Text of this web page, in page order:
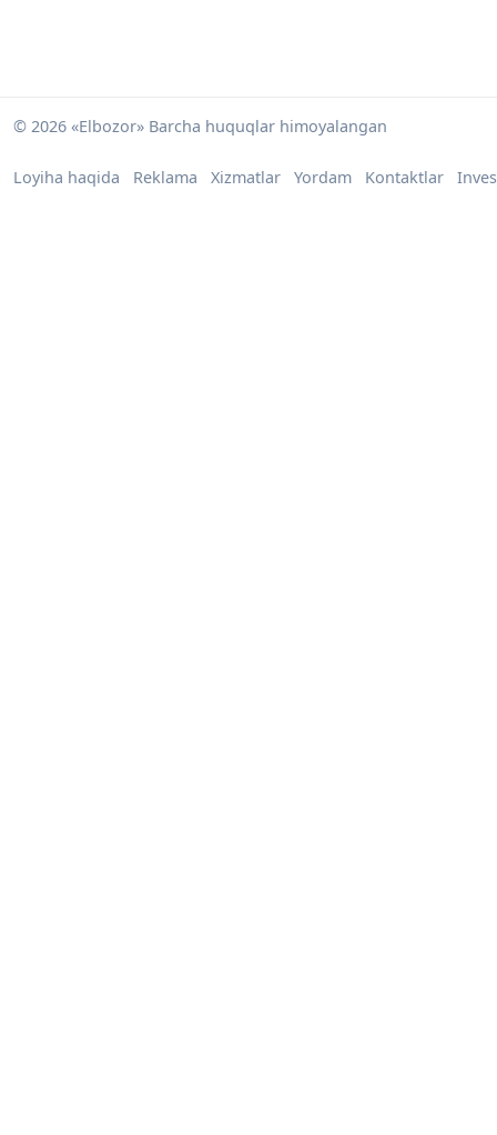
© 2026 «Elbozor» Barcha huquqlar himoyalangan
Loyiha haqida Reklama Xizmatlar Yordam Kontaktlar